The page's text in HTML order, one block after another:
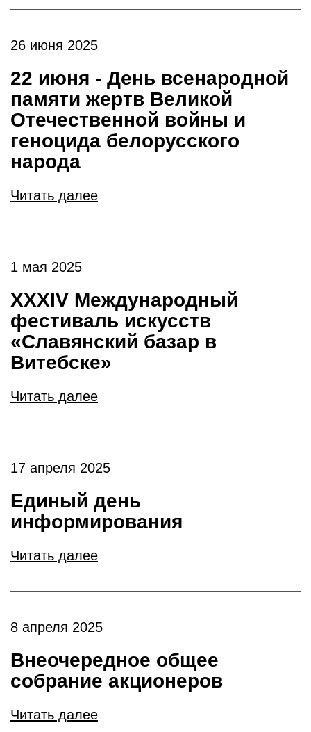
26 июня 2025
22 июня - День всенародной
памяти жертв Великой
Отечественной войны и
геноцида белорусского
народа
Читать далее
1 мая 2025
XXXIV Международный
фестиваль искусств
«Славянский базар в
Витебске»
Читать далее
17 апреля 2025
Единый день
информирования
Читать далее
8 апреля 2025
Внеочередное общее
собрание акционеров
Читать далее